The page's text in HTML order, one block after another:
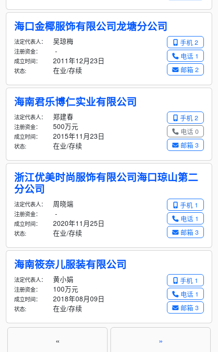
海口金椰服饰有限公司龙塘分公司
手机 2
电话 1
邮箱 2
法定代表人： 吴琼梅
注册资金： -
成立时间： 2011年12月23日
状态: 在业/存续
海南君乐博仁实业有限公司
手机 2
电话 0
邮箱 3
法定代表人： 郑建春
注册资金： 500万元
成立时间： 2015年11月23日
状态: 在业/存续
浙江优美时尚服饰有限公司海口琼山第二
分公司
手机 1
电话 1
邮箱 3
法定代表人： 周晓端
注册资金： -
成立时间： 2020年11月25日
状态: 在业/存续
海南筱奈儿服装有限公司
手机 1
电话 1
邮箱 3
法定代表人： 黄小娟
注册资金： 100万元
成立时间： 2018年08月09日
状态: 在业/存续
« »